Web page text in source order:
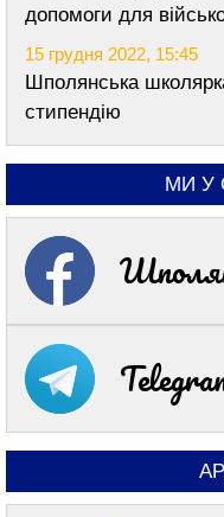
допомоги для
15 грудня 2022, 15:45
Шполянська
стипендію
МИ У